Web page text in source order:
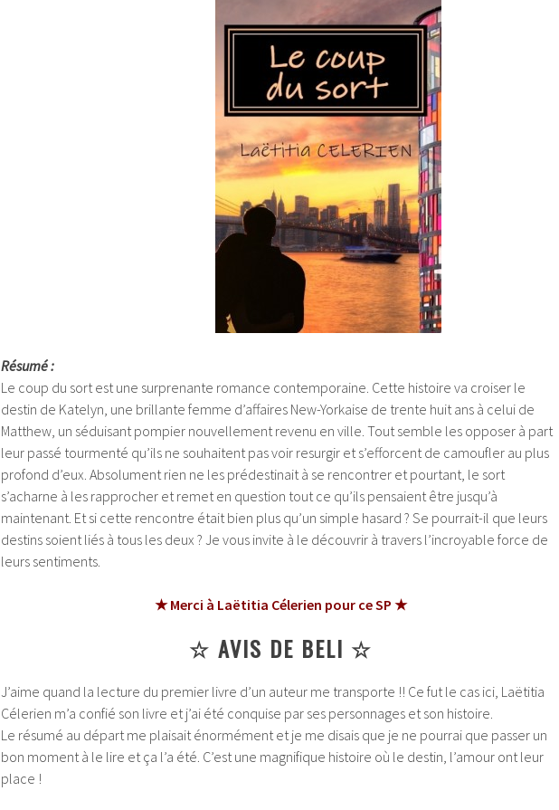
Résumé :
Le coup du sort est une surprenante romance contemporaine. Cette histoire va croiser le
destin de Katelyn, une brillante femme d’affaires New-Yorkaise de trente huit ans à celui de
Matthew, un séduisant pompier nouvellement revenu en ville. Tout semble les opposer à part
leur passé tourmenté qu’ils ne souhaitent pas voir resurgir et s’efforcent de camoufler au plus
profond d’eux. Absolument rien ne les prédestinait à se rencontrer et pourtant, le sort
s’acharne à les rapprocher et remet en question tout ce qu’ils pensaient être jusqu’à
maintenant. Et si cette rencontre était bien plus qu’un simple hasard ? Se pourrait-il que leurs
destins soient liés à tous les deux ? Je vous invite à le découvrir à travers l’incroyable force de
leurs sentiments.
★ Merci à Laëtitia Célerien pour ce SP ★
☆ AVIS DE BELI ☆
J’aime quand la lecture du premier livre d’un auteur me transporte !! Ce fut le cas ici, Laëtitia
Célerien m’a confié son livre et j’ai été conquise par ses personnages et son histoire.
Le résumé au départ me plaisait énormément et je me disais que je ne pourrai que passer un
bon moment à le lire et ça l’a été. C’est une magnifique histoire où le destin, l’amour ont leur
place !